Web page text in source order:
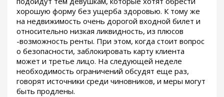
хорошую форму без ущерба здоровью. К тому же
на недвижимость очень дорогой входной билет и
относительно низкая ликвидность, из плюсов
-возможность ренты. При этом, когда стоит вопрос
о безопасности, заблокировать карту клиента
может и третье лицо. На следующей неделе
необходимость ограничений обсудят еще раз,
говорят источники среди чиновников, и меры могут
быть продлены.